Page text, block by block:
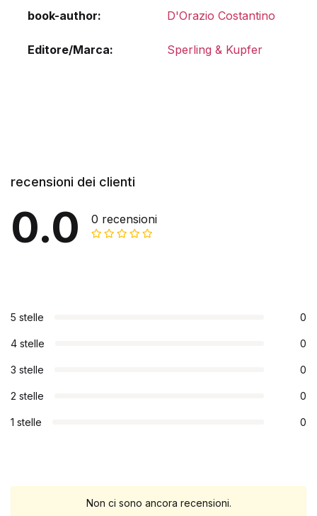
book-author D'Orazio Costantino
Editore/Marca Sperling & Kupfer
recensioni dei clienti
0.0 0 recensioni
5 stelle 0
4 stelle 0
3 stelle 0
2 stelle 0
1 stelle 0
Non ci sono ancora recensioni.